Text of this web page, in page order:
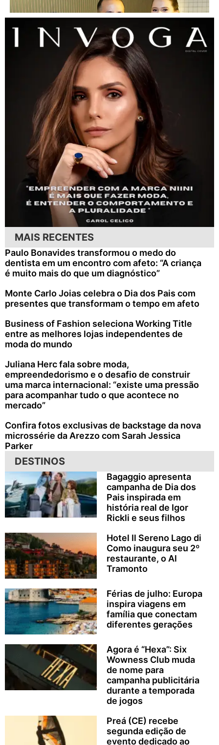
MAIS RECENTES
Paulo Bonavides transformou o medo do
dentista em um encontro com afeto: “A criança
é muito mais do que um diagnóstico”
Monte Carlo Joias celebra o Dia dos Pais com
presentes que transformam o tempo em afeto
Business of Fashion seleciona Working Title
entre as melhores lojas independentes de
moda do mundo
Juliana Herc fala sobre moda,
empreendedorismo e o desafio de construir
uma marca internacional: “existe uma pressão
para acompanhar tudo o que acontece no
mercado”
Confira fotos exclusivas de backstage da nova
microssérie da Arezzo com Sarah Jessica
Parker
DESTINOS
Bagaggio apresenta
campanha de Dia dos
Pais inspirada em
história real de Igor
Rickli e seus filhos
Hotel Il Sereno Lago di
Como inaugura seu 2º
restaurante, o Al
Tramonto
Férias de julho: Europa
inspira viagens em
família que conectam
diferentes gerações
Agora é “Hexa”: Six
Wowness Club muda
de nome para
campanha publicitária
durante a temporada
de jogos
Preá (CE) recebe
segunda edição de
evento dedicado ao